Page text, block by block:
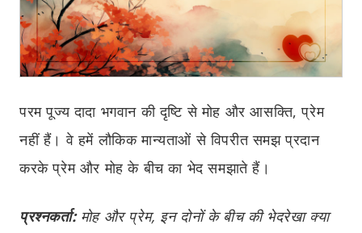
परम पूज्य दादा भगवान की दृष्टि से मोह और आसक्ति, प्रेम
नहीं हैं। वे हमें लौकिक मान्यताओं से विपरीत समझ प्रदान
करके प्रेम और मोह के बीच का भेद समझाते हैं।
प्रश्नकर्ता: मोह और प्रेम, इन दोनों के बीच की भेदरेखा क्या